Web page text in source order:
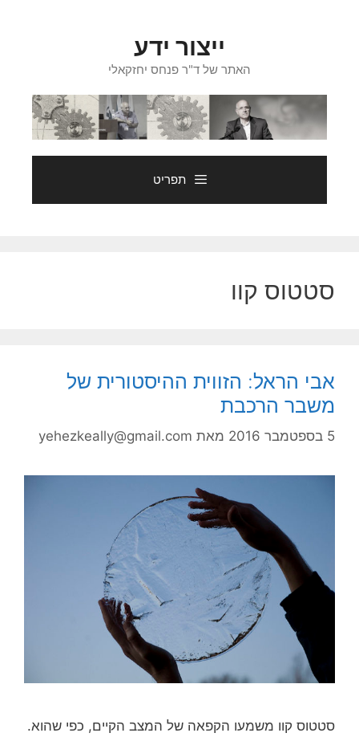
ייצור ידע
האתר של ד"ר פנחס יחזקאלי
תפריט
סטטוס קוו
אבי הראל: הזווית ההיסטורית של
משבר הרכבת
5 בספטמבר 2016 מאת yehezkeally@gmail.com
סטטוס קוו משמעו הקפאה של המצב הקיים, כפי שהוא.